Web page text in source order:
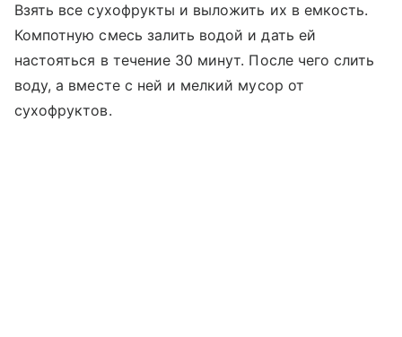
Взять все сухофрукты и выложить их в емкость.
Компотную смесь залить водой и дать ей
настояться в течение 30 минут. После чего слить
воду, а вместе с ней и мелкий мусор от
сухофруктов.